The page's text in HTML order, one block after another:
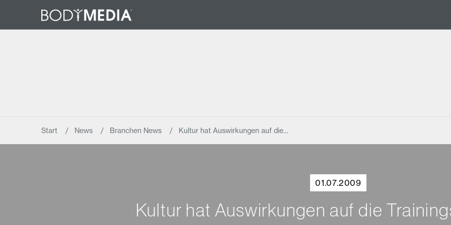
Start News Branchen News Kultur hat Auswirkungen auf die…
01.07.2009
Kultur hat Auswirkungen auf die